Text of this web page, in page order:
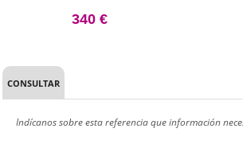
340 €
CONSULTAR
Indícanos sobre esta referencia que información